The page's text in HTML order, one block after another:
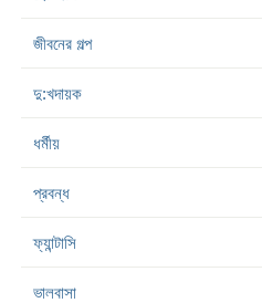
জীবনের গল্প
দু:খদায়ক
ধর্মীয়
প্রবন্ধ
ফ্যান্টাসি
ভালবাসা